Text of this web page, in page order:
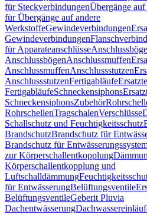
für SteckverbindungenÜbergänge
für Übergänge auf andere
WerkstoffeGewindeverbindungen
Gewindeverbindungen
für Apparateanschlüsse
AnschlussbögenAnschlussmuffen
AnschlussmuffenAnschlussstutzen
AnschlussstutzenFertigabläufe
FertigabläufeSchneckensiphons
SchneckensiphonsZubehör
RohrschellenTragschalenVerschlüsse
Schallschutz und Feuchtigkeitsschutz
BrandschutzBrandschutz für
Brandschutz für
zur Körperschallentkopplung
Körperschallentkopplung und
Luftschalldämmung
für EntwässerungBelüftungsventile
BelüftungsventileGeberit Pluvia
Dachentwässerung